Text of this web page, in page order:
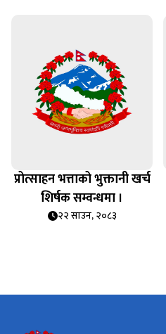
प्रोत्साहन भत्ताको भुक्तानी खर्च
शिर्षक सम्वन्धमा ।
२२ साउन, २०८३